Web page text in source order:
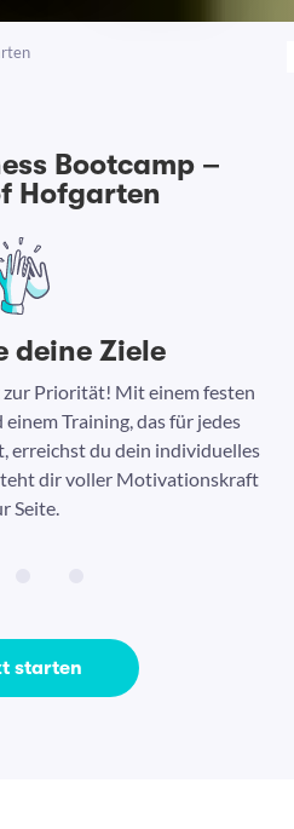
Bootcamp –
Hofgarten
deine Ziele
Priorität! Mit einem festen
Training, das für jedes
erreichst du dein individuelles
dir voller Motivationskraft
Seite.
starten